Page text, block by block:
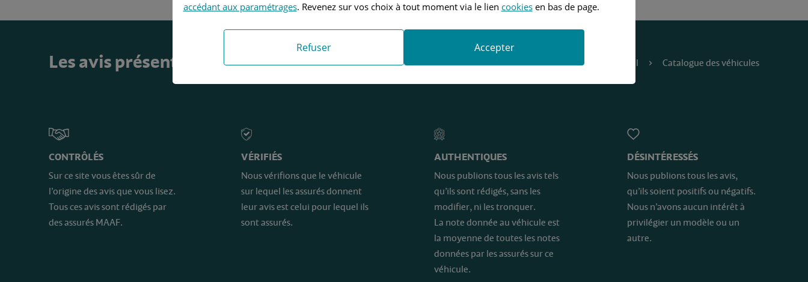
Les avis présents sur ce site sont… Accueil Catalogue des véhicules
CONTRÔLÉS
Sur ce site vous êtes sûr de
l’origine des avis que vous lisez.
Tous ces avis sont rédigés par
des assurés MAAF.
VÉRIFIÉS
Nous vérifions que le véhicule
sur lequel les assurés donnent
leur avis est celui pour lequel ils
sont assurés.
AUTHENTIQUES
Nous publions tous les avis tels
qu’ils sont rédigés, sans les
modifier, ni les tronquer.
La note donnée au véhicule est
la moyenne de toutes les notes
données par les assurés sur ce
véhicule.
DÉSINTÉRESSÉS
Nous publions tous les avis,
qu’ils soient positifs ou négatifs.
Nous n’avons aucun intérêt à
privilégier un modèle ou un
autre.
accédant aux paramétrages. Revenez sur vos choix à tout moment via le lien cookiesen bas de page.
Refuser Accepter